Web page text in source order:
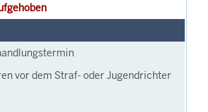
vor dem Straf- oder Jugendrichter